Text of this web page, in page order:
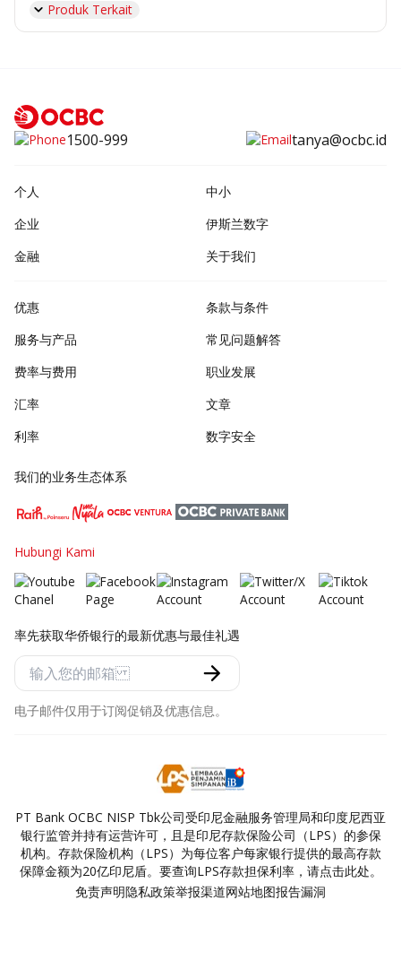
Produk Terkait
1500-999 tanya@ocbc.id
个人
中小
企业
伊斯兰数字
金融
关于我们
优惠
服务与产品
费率与费用
汇率
利率
条款与条件
常见问题解答
职业发展
文章
数字安全
我们的业务生态体系
Hubungi Kami
率先获取华侨银行的最新优惠与最佳礼遇
电子邮件仅用于订阅促销及优惠信息。
PT Bank OCBC NISP Tbk公司受印尼金融服务管理局和印度尼西亚
银行监管并持有运营许可，且是印尼存款保险公司（LPS）的参保
机构。存款保险机构（LPS）为每位客户每家银行提供的最高存款
保障金额为20亿印尼盾。要查询LPS存款担保利率，请点击此处。
免责声明隐私政策举报渠道网站地图报告漏洞